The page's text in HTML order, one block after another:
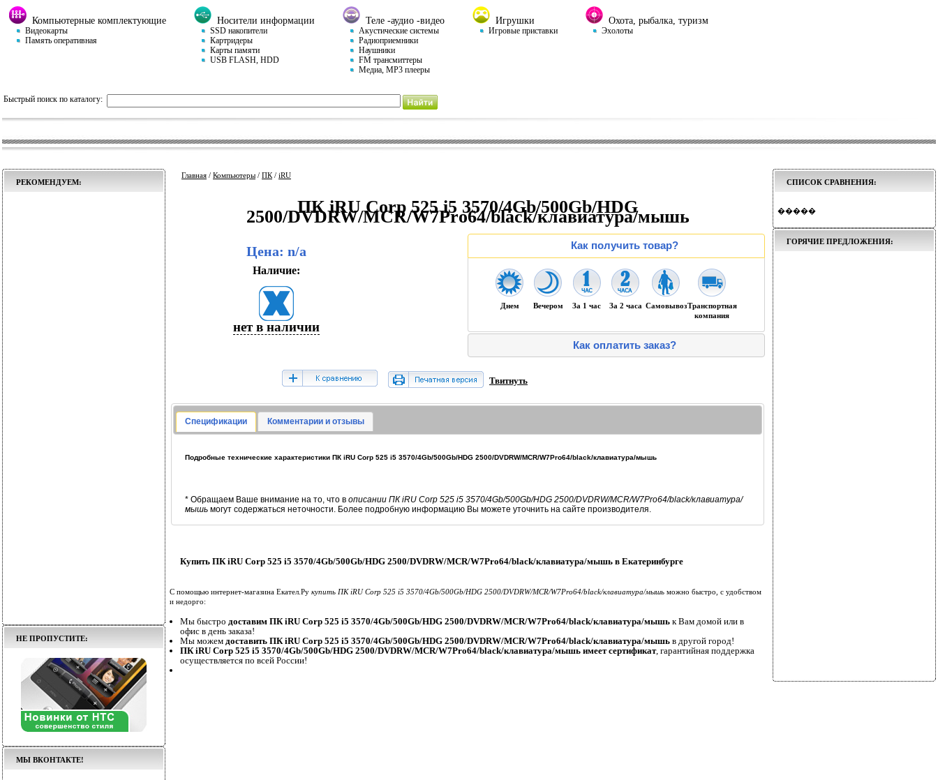
Компьютерные комплектующие
Видеокарты
Память оперативная
Носители информации
SSD накопители
Картридеры
Карты памяти
USB FLASH, HDD
Теле -аудио -видео
Акустические системы
Радиоприемники
Наушники
FM трансмиттеры
Медиа, MP3 плееры
Игрушки
Игровые приставки
Охота, рыбалка, туризм
Эхолоты
Быстрый поиск по каталогу:
РЕКОМЕНДУЕМ:
НЕ ПРОПУСТИТЕ:
МЫ ВКОНТАКТЕ!
Главная / Компьютеры / ПК / iRU
ПК iRU Corp 525 i5 3570/4Gb/500Gb/HDG
2500/DVDRW/MCR/W7Pro64/black/клавиатура/мышь
Цена: n/a
Наличие:
нет в наличии
Как получить товар?
Днем Вечером За 1 час За 2 часа СамовывозТранспортная
компания
Как оплатить заказ?
Твитнуть
Спецификации Комментарии и отзывы
Подробные технические характеристики ПК iRU Corp 525 i5 3570/4Gb/500Gb/HDG 2500/DVDRW/MCR/W7Pro64/black/клавиатура/мышь
* Обращаем Ваше внимание на то, что вописании ПК iRU Corp 525 i5 3570/4Gb/500Gb/HDG 2500/DVDRW/MCR/W7Pro64/black/клавиатура/
мышь могут содержаться неточности. Более подробную информацию Вы можете уточнить на сайте производителя.
Купить ПК iRU Corp 525 i5 3570/4Gb/500Gb/HDG 2500/DVDRW/MCR/W7Pro64/black/клавиатура/мышь в Екатеринбурге
С помощью интернет-магазина Екател.Ру купить ПК iRU Corp 525 i5 3570/4Gb/500Gb/HDG 2500/DVDRW/MCR/W7Pro64/black/клавиатура/мышь можно быстро, с удобством
и недорго:
Мы быстро доставим ПК iRU Corp 525 i5 3570/4Gb/500Gb/HDG 2500/DVDRW/MCR/W7Pro64/black/клавиатура/мышь к Вам домой или в
офис в день заказа!
Мы можем доставить ПК iRU Corp 525 i5 3570/4Gb/500Gb/HDG 2500/DVDRW/MCR/W7Pro64/black/клавиатура/мышь в другой город!
ПК iRU Corp 525 i5 3570/4Gb/500Gb/HDG 2500/DVDRW/MCR/W7Pro64/black/клавиатура/мышь имеет сертификат, гарантийная поддержка
осуществляется по всей России!
СПИСОК СРАВНЕНИЯ:
�����
ГОРЯЧИЕ ПРЕДЛОЖЕНИЯ: